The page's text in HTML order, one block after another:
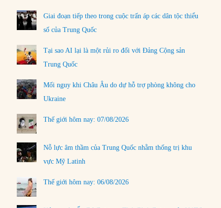
Giai đoạn tiếp theo trong cuộc trấn áp các dân tộc thiểu
số của Trung Quốc
Tại sao AI lại là một rủi ro đối với Đảng Cộng sản
Trung Quốc
Mối nguy khi Châu Âu do dự hỗ trợ phòng không cho
Ukraine
Thế giới hôm nay: 07/08/2026
Nỗ lực âm thầm của Trung Quốc nhằm thống trị khu
vực Mỹ Latinh
Thế giới hôm nay: 06/08/2026